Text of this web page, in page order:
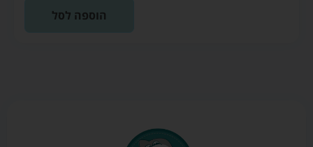
הוספה לסל